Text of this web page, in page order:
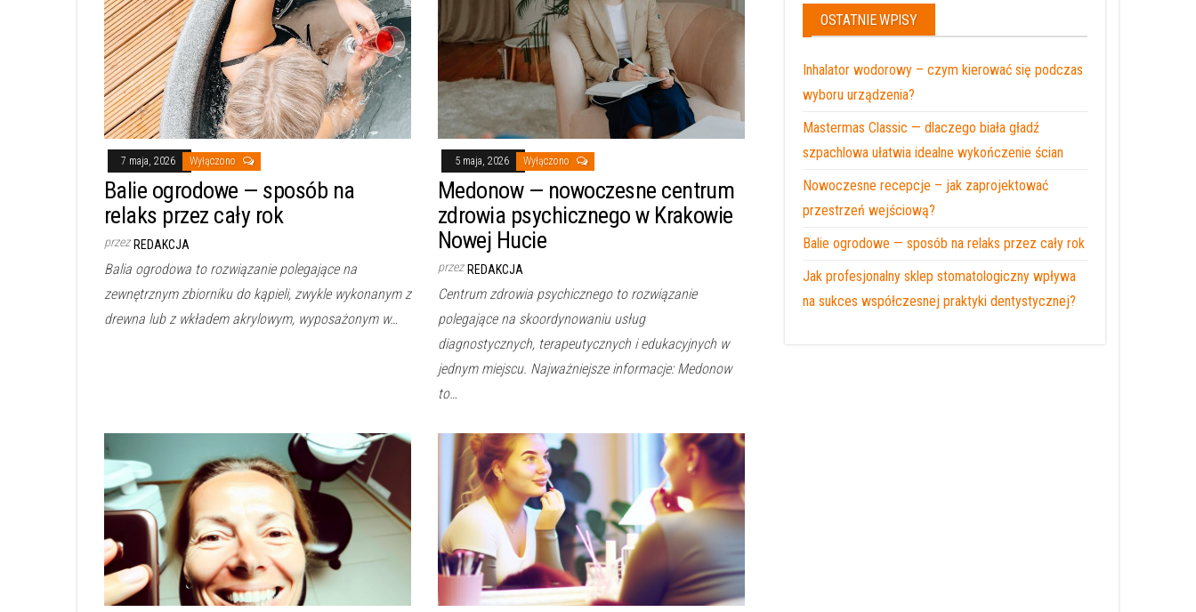
7 maja, 2026 Wyłączono
Balie ogrodowe — sposób na
relaks przez cały rok
przez REDAKCJA
Balia ogrodowa to rozwiązanie polegające na
zewnętrznym zbiorniku do kąpieli, zwykle wykonanym z
drewna lub z wkładem akrylowym, wyposażonym w…
5 maja, 2026 Wyłączono
Medonow — nowoczesne centrum
zdrowia psychicznego w Krakowie
Nowej Hucie
przez REDAKCJA
Centrum zdrowia psychicznego to rozwiązanie
polegające na skoordynowaniu usług
diagnostycznych, terapeutycznych i edukacyjnych w
jednym miejscu. Najważniejsze informacje: Medonow
to…
OSTATNIE WPISY
Inhalator wodorowy – czym kierować się podczas
wyboru urządzenia?
Mastermas Classic — dlaczego biała gładź
szpachlowa ułatwia idealne wykończenie ścian
Nowoczesne recepcje – jak zaprojektować
przestrzeń wejściową?
Balie ogrodowe — sposób na relaks przez cały rok
Jak profesjonalny sklep stomatologiczny wpływa
na sukces współczesnej praktyki dentystycznej?